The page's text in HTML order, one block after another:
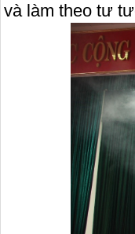
và làm theo tư